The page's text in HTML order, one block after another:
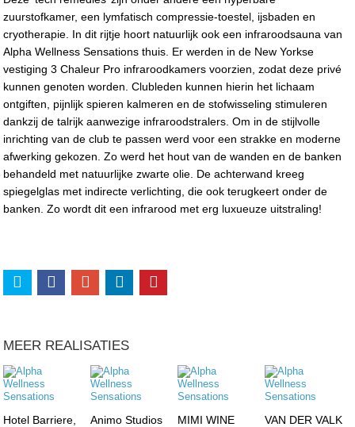
zuurstofkamer, een lymfatisch compressie-toestel, ijsbaden en
cryotherapie. In dit rijtje hoort natuurlijk ook een infraroodsauna van
Alpha Wellness Sensations thuis. Er werden in de New Yorkse
vestiging 3 Chaleur Pro infraroodkamers voorzien, zodat deze privé
kunnen genoten worden. Clubleden kunnen hierin het lichaam
ontgiften, pijnlijk spieren kalmeren en de stofwisseling stimuleren
dankzij de talrijk aanwezige infraroodstralers. Om in de stijlvolle
inrichting van de club te passen werd voor een strakke en moderne
afwerking gekozen. Zo werd het hout van de wanden en de banken
behandeld met natuurlijke zwarte olie. De achterwand kreeg
spiegelglas met indirecte verlichting, die ook terugkeert onder de
banken. Zo wordt dit een infrarood met erg luxueuze uitstraling!
MEER REALISATIES
Hotel Barriere,
Animo Studios
MIMI WINE
VAN DER VALK